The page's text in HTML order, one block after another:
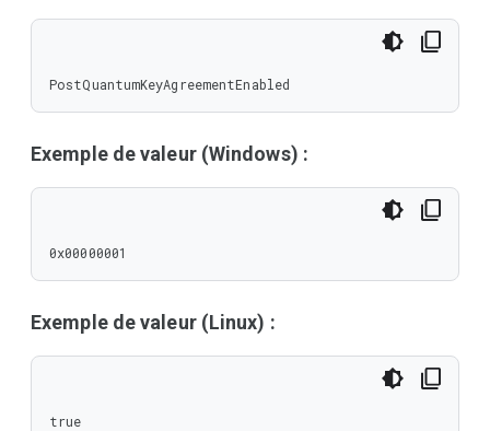
PostQuantumKeyAgreementEnabled
Exemple de valeur (Windows) :
0x00000001
Exemple de valeur (Linux) :
true